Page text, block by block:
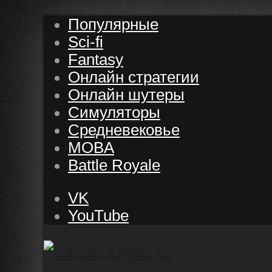
Популярные
Sci-fi
Fantasy
Онлайн стратегии
Онлайн шутеры
Симуляторы
Средневековье
MOBA
Battle Royale
VK
YouTube